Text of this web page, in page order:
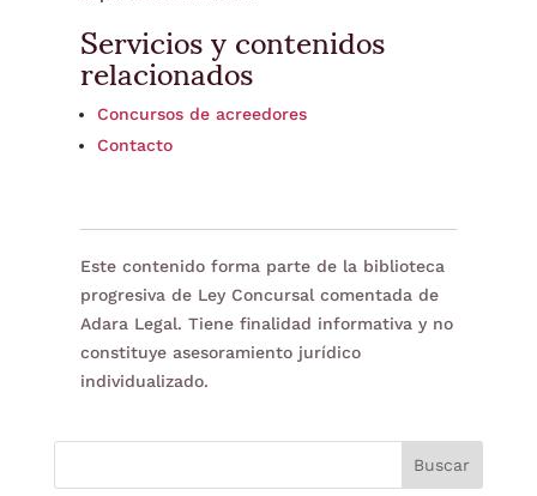
Servicios y contenidos
relacionados
Concursos de acreedores
Contacto
Este contenido forma parte de la biblioteca
progresiva de Ley Concursal comentada de
Adara Legal. Tiene finalidad informativa y no
constituye asesoramiento jurídico
individualizado.